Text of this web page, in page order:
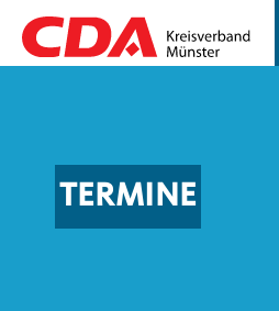
TERMINE